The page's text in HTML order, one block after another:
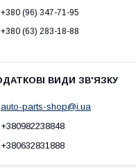
+380 (96) 347-71-95
+380 (63) 283-18-88
auto-parts-shop@i.ua
+380982238848
+380632831888